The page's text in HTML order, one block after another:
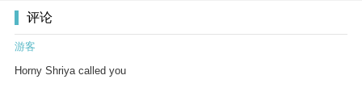
评论
游客
Horny Shriya called you